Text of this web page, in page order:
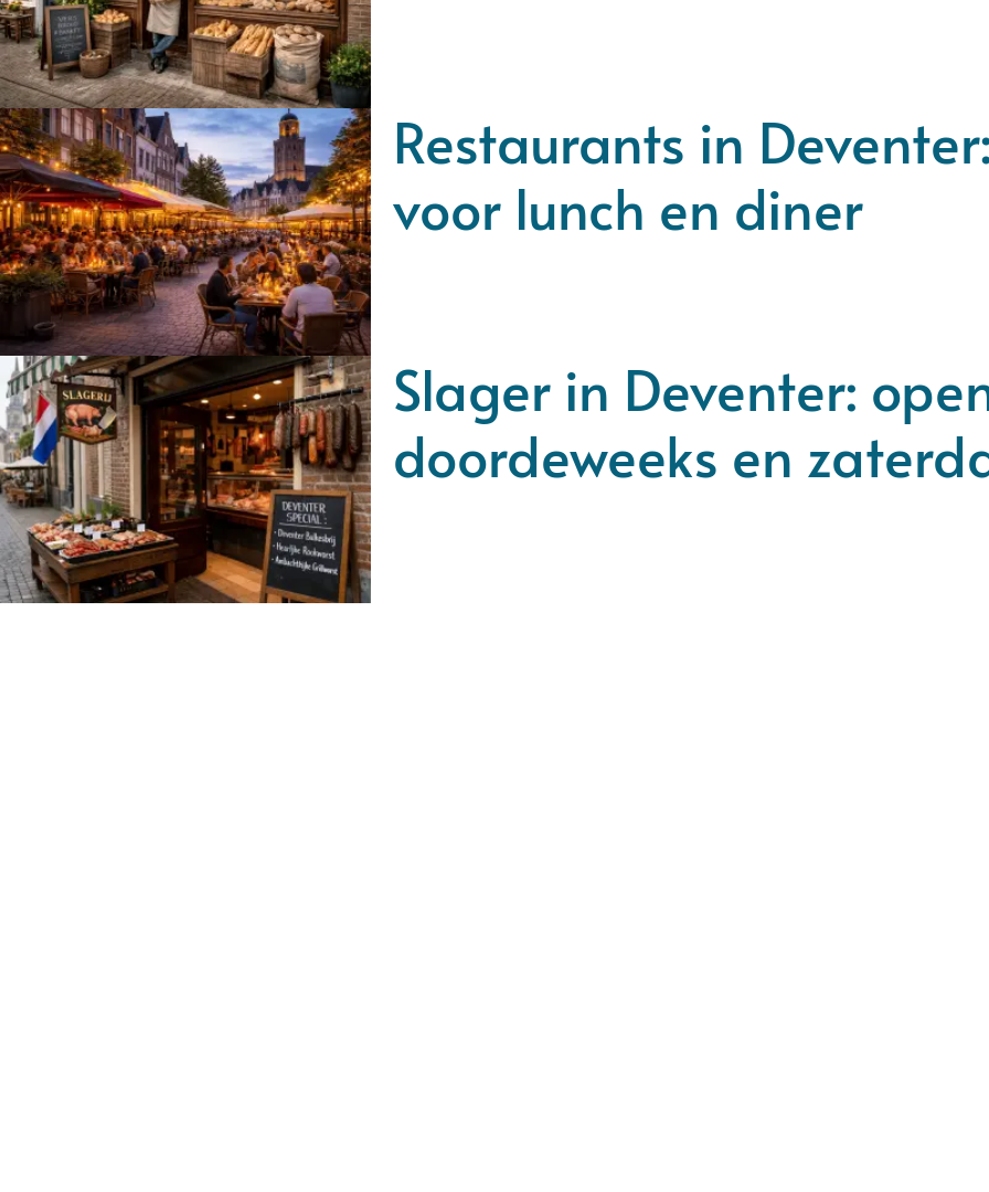
Restaurants in
voor lunch en diner
Slager in Deventer:
doordeweeks en